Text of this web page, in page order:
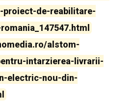
proiect-de-reabilitare-
alstom-
intarzierea-livrarii-
electric-nou-din-